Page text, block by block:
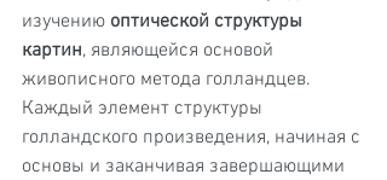
изучению оптической структуры
картин, являющейся основой
живописного метода голландцев.
Каждый элемент структуры
голландского произведения, начиная с
основы и заканчивая завершающими